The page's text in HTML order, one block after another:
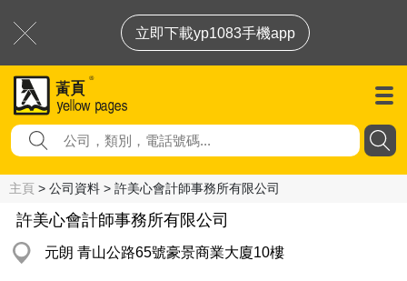
立即下載yp1083手機app
主頁 > 公司資料 > 許美心會計師事務所有限公司
許美心會計師事務所有限公司
元朗 青山公路65號豪景商業大廈10樓